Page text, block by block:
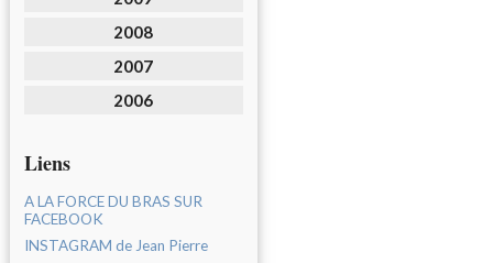
2008
2007
2006
Liens
A LA FORCE DU BRAS SUR
FACEBOOK
INSTAGRAM de Jean Pierre